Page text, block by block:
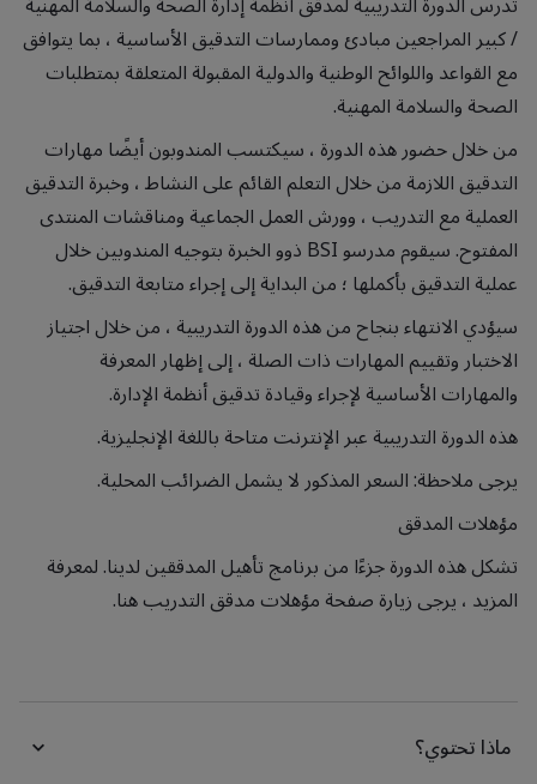
/ كبير المراجعين مبادئ وممارسات التدقيق الأساسية ، بما يتوافق
مع القواعد واللوائح الوطنية والدولية المقبولة المتعلقة بمتطلبات
الصحة والسلامة المهنية.
من خلال حضور هذه الدورة ، سيكتسب المندوبون أيضًا مهارات
التدقيق اللازمة من خلال التعلم القائم على النشاط ، وخبرة التدقيق
العملية مع التدريب ، وورش العمل الجماعية ومناقشات المنتدى
المفتوح. سيقوم مدرسو BSI ذوو الخبرة بتوجيه المندوبين خلال
عملية التدقيق بأكملها ؛ من البداية إلى إجراء متابعة التدقيق.
سيؤدي الانتهاء بنجاح من هذه الدورة التدريبية ، من خلال اجتياز
الاختبار وتقييم المهارات ذات الصلة ، إلى إظهار المعرفة
والمهارات الأساسية لإجراء وقيادة تدقيق أنظمة الإدارة.
هذه الدورة التدريبية عبر الإنترنت متاحة باللغة الإنجليزية.
يرجى ملاحظة: السعر المذكور لا يشمل الضرائب المحلية.
مؤهلات المدقق
تشكل هذه الدورة جزءًا من برنامج تأهيل المدققين لدينا. لمعرفة
المزيد ، يرجى زيارة صفحة مؤهلات مدقق التدريب هنا.
ماذا تحتوي؟